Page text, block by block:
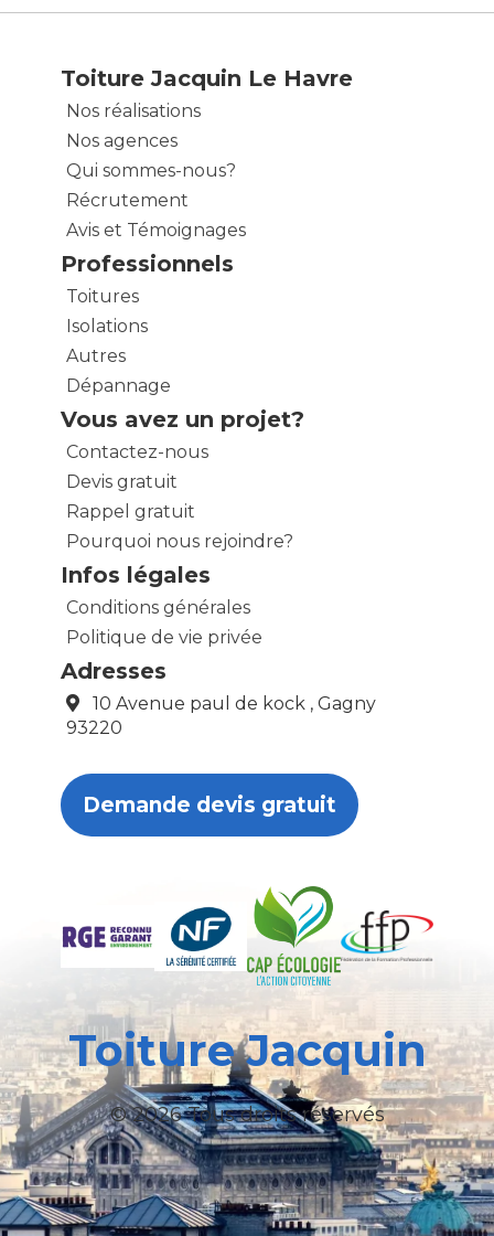
Toiture Jacquin Le Havre
Nos réalisations
Nos agences
Qui sommes-nous?
Récrutement
Avis et Témoignages
Professionnels
Toitures
Isolations
Autres
Dépannage
Vous avez un projet?
Contactez-nous
Devis gratuit
Rappel gratuit
Pourquoi nous rejoindre?
Infos légales
Conditions générales
Politique de vie privée
Adresses
10 Avenue paul de kock , Gagny
93220
Demande devis gratuit
Toiture Jacquin
© 2026 Tous droits réservés